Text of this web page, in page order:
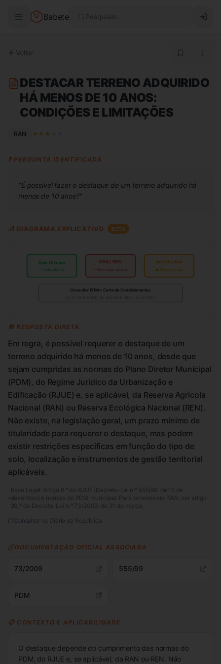
Babete Pesquisar...
Voltar
DESTACAR TERRENO ADQUIRIDO
HÁ MENOS DE 10 ANOS:
CONDIÇÕES E LIMITAÇÕES
RAN ★ ★ ★
❓ PERGUNTA IDENTIFICADA
"É possível fazer o destaque de um terreno adquirido há
menos de 10 anos?"
📐 DIAGRAMA EXPLICATIVO BETA
Solo Urbano
✓ Pode edificar
RAN / REN
✗ Restrições severas
Solo Rústico
⚠ Muito limitado
Consultar PDM + Carta de Condicionantes
🎯 RESPOSTA DIRETA
Em regra, é possível requerer o destaque de um
terreno adquirido há menos de 10 anos, desde que
sejam cumpridas as normas do Plano Diretor Municipal
(PDM), do Regime Jurídico da Urbanização e
Edificação (RJUE) e, se aplicável, da Reserva Agrícola
Nacional (RAN) ou Reserva Ecológica Nacional (REN).
Não existe, na legislação geral, um prazo mínimo de
titularidade para requerer o destaque, mas podem
existir restrições específicas em função do tipo de
solo, localização e instrumentos de gestão territorial
aplicáveis.
Base Legal: Artigo 6.º do RJUE (Decreto-Lei n.º 555/99, de 16 de
dezembro) e normas do PDM municipal. Para terrenos em RAN, ver artigo
20.º do Decreto-Lei n.º 73/2009, de 31 de março.
Consultar no Diário da República
DOCUMENTAÇÃO OFICIAL ASSOCIADA
73/2009 555/99
PDM
📋 CONTEXTO E APLICABILIDADE
O destaque depende do cumprimento das normas do
PDM, do RJUE e, se aplicável, da RAN ou REN. Não